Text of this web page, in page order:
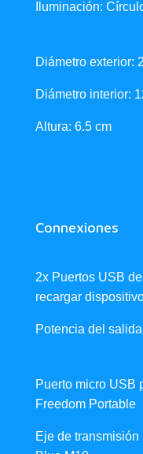
Iluminación:
Diámetro exterior:
Diámetro interior:
Altura: 6.5 cm
Connexiones
2x Puertos USB
recargar
Potencia del
Puerto micro USB
Freedom Portable
Eje de